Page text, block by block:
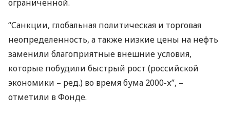
ограниченной.
“Санкции, глобальная политическая и торговая
неопределенность, а также низкие цены на нефть
заменили благоприятные внешние условия,
которые побудили быстрый рост (российской
экономики – ред.) во время бума 2000-х”, –
отметили в Фонде.